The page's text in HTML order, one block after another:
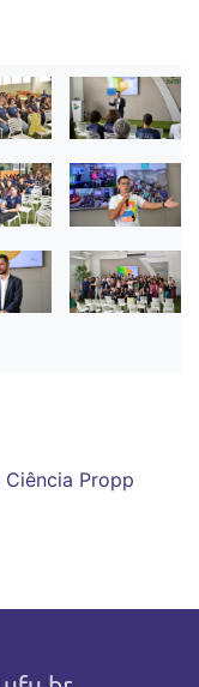
Ciência Propp